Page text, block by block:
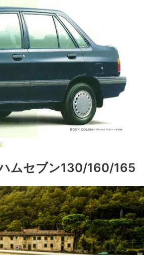
ムセブン130/160/165